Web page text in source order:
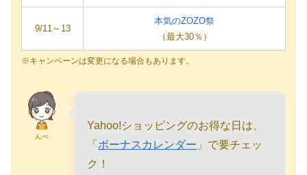
9/11～13
本気のZOZO祭
（最大30％）
※キャンペーンは変更になる場合もあります。
んぺ
Yahoo!ショッピングのお得な日は、
「 ボーナスカレンダー 」で要チェッ
ク！